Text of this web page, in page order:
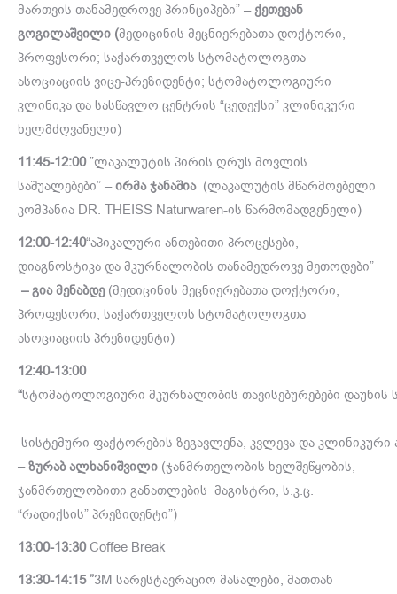
მართვის თანამედროვე პრინციპები” –ქეთევან
გოგილაშვილი (მედიცინის მეცნიერებათა დოქტორი,
პროფესორი; საქართველოს სტომატოლოგთა
ასოციაციის ვიცე-პრეზიდენტი; სტომატოლოგიური
კლინიკა და სასწავლო ცენტრის “ცედექსი” კლინიკური
ხელმძღვანელი)
11:45-12:00”ლაკალუტის პირის ღრუს მოვლის
საშუალებები” –ირმა ჯანაშია (ლაკალუტის მწარმოებელი
კომპანია DR. THEISS Naturwaren-ის წარმომადგენელი)
12:00-12:40“აპიკალური ანთებითი პროცესები,
დიაგნოსტიკა და მკურნალობის თანამედროვე მეთოდები”
– გია მენაბდე (მედიცინის მეცნიერებათა დოქტორი,
პროფესორი; საქართველოს სტომატოლოგთა
ასოციაციის პრეზიდენტი)
12:40-13:00
“სტომატოლოგიური მკურნალობის თავისებურებები დაუნის
–
სისტემური ფაქტორების ზეგავლენა, კვლევა და კლინიკური
–ზურაბ ალხანიშვილი (ჯანმრთელობის ხელშეწყობის,
ჯანმრთელობითი განათლების მაგისტრი, ს.კ.ც.
“რადიქსის” პრეზიდენტი”)
13:00-13:30Coffee Break
13:30-14:15 ”3M სარესტავრაციო მასალები, მათთან